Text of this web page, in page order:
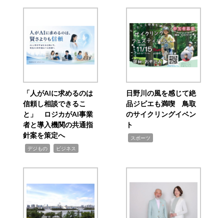
「人がAIに求めるのは
信頼し相談できるこ
と」 ロジカがAI事業
者と導入機関の共通指
針案を策定へ
デジもの ビジネス
日野川の風を感じて絶
品ジビエも満喫 鳥取
のサイクリングイベン
ト
スポーツ